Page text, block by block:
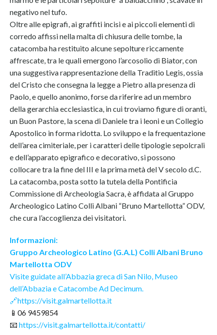
negativo nel tufo.
Oltre alle epigrafi, ai graffiti incisi e ai piccoli elementi di
corredo affissi nella malta di chiusura delle tombe, la
catacomba ha restituito alcune sepolture riccamente
affrescate, tra le quali emergono l’arcosolio di Biator, con
una suggestiva rappresentazione della Traditio Legis, ossia
del Cristo che consegna la legge a Pietro alla presenza di
Paolo, e quello anonimo, forse da riferire ad un membro
della gerarchia ecclesiastica, in cui troviamo figure di oranti,
un Buon Pastore, la scena di Daniele tra i leoni e un Collegio
Apostolico in forma ridotta. Lo sviluppo e la frequentazione
dell’area cimiteriale, per i caratteri delle tipologie sepolcrali
e dell’apparato epigrafico e decorativo, si possono
collocare tra la fine del III e la prima metà del V secolo d.C.
La catacomba, posta sotto la tutela della Pontificia
Commissione di Archeologia Sacra, è affidata al Gruppo
Archeologico Latino Colli Albani “Bruno Martellotta” ODV,
che cura l’accoglienza dei visitatori.
Informazioni:
Gruppo Archeologico Latino (G.A.L) Colli Albani Bruno
Martellotta ODV
Visite guidate all’Abbazia greca di San Nilo, Museo
dell’Abbazia e Catacombe Ad Decimum.
🔗https://visit.galmartellotta.it
📱06 9459854
📧 https://visit.galmartellotta.it/contatti/